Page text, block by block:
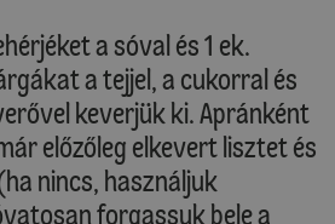
a sóval és 1 ek.
a tejjel, a cukorral és
keverjük ki. Apránként
előzőleg elkevert lisztet és
nincs, használjuk
forgassuk bele a